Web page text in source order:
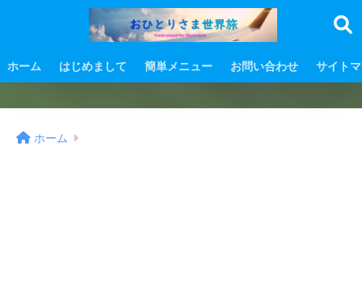
ホーム はじめまして 簡単メニュー お問い合わせ サイト
ホーム